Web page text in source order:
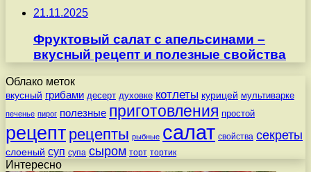
21.11.2025
Фруктовый салат с апельсинами –
вкусный рецепт и полезные свойства
Облако меток
вкусный грибами десерт духовке котлеты курицей мультиварке
печенье пирог полезные приготовления простой
рецепт рецепты рыбные салат свойства секреты
слоеный суп супа сыром торт тортик
Интересно